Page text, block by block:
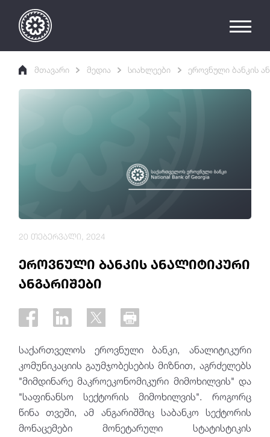
მთავარი მედია სიახლეები ეროვნული ბანკის
ეროვნული ბანკის ანალიტიკური
ანგარიშები
20 თებერვალი, 2024
საქართველოს ეროვნული ბანკი, ანალიტიკური
კომუნიკაციის გაუმჯობესების მიზნით, აგრძელებს
"მიმდინარე მაკროეკონომიკური მიმოხილვის" და
"საფინანსო სექტორის მიმოხილვის". როგორც
წინა თვეში, ამ ანგარიშშიც საბანკო სექტორის
მონაცემები მონეტარული სტატისტიკის